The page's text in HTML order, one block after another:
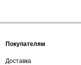
Покупателям
Доставка